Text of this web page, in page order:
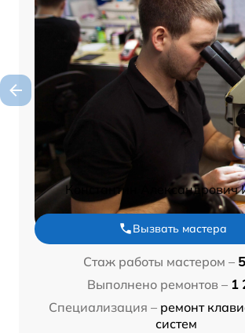
Константин Александрович
Вызвать мастера
Стаж работы мастером –
Выполнено ремонтов – 1
Специализация – ремонт
систем